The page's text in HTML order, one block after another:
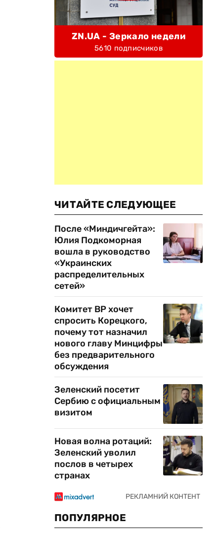
ZN.UA - Зеркало недели
5610 подписчиков
ЧИТАЙТЕ СЛЕДУЮЩЕЕ
После «Миндичгейта»:
Юлия Подкоморная
вошла в руководство
«Украинских
распределительных
сетей»
Комитет ВР хочет
спросить Корецкого,
почему тот назначил
нового главу Минцифры
без предварительного
обсуждения
Зеленский посетит
Сербию с официальным
визитом
Новая волна ротаций:
Зеленский уволил
послов в четырех
странах
ПОПУЛЯРНОЕ